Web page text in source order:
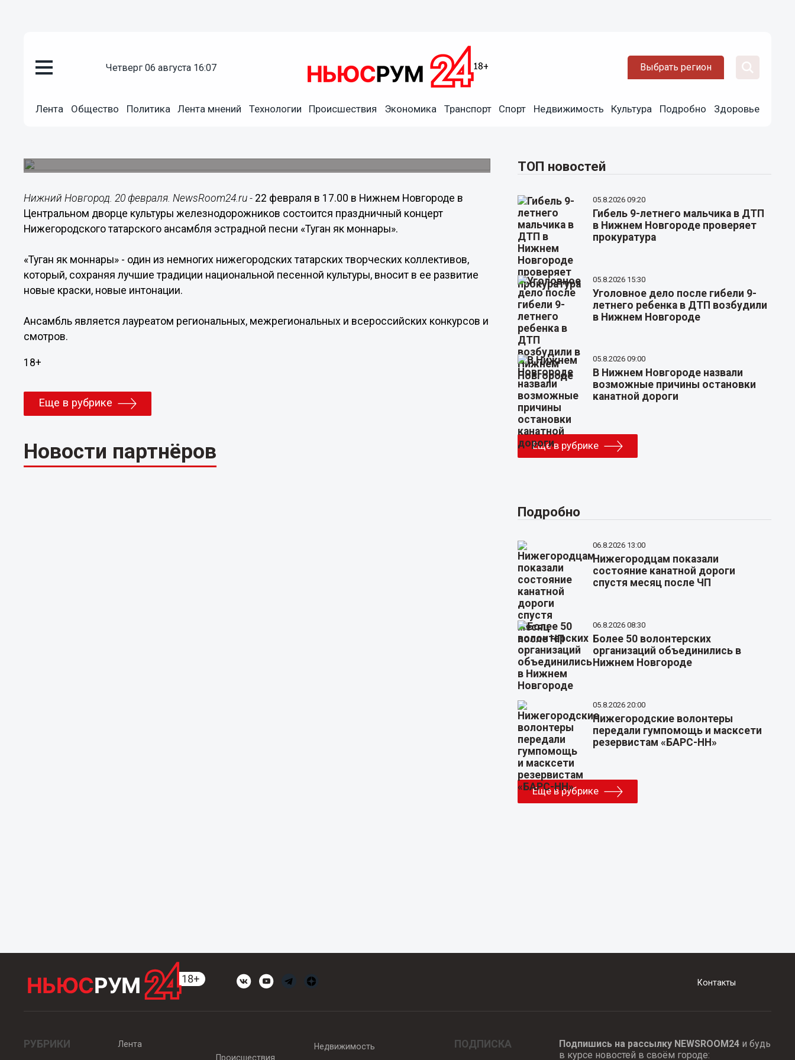
четверг 06 августа 16:07 Выбрать регион
Лента Общество Политика Лента мнений Технологии Происшествия Экономика Транспорт Спорт Недвижимость Культура Подробно Здоровье
песни «Туган як моннары» состоится в Нижнем Новгороде
Нижний Новгород. 20 февраля. NewsRoom24.ru - 22 февраля в 17.00 в Нижнем Новгороде в
Центральном дворце культуры железнодорожников состоится праздничный концерт
Нижегородского татарского ансамбля эстрадной песни «Туган як моннары».
«Туган як моннары» - один из немногих нижегородских татарских творческих коллективов,
который, сохраняя лучшие традиции национальной песенной культуры, вносит в ее развитие
новые краски, новые интонации.
Ансамбль является лауреатом региональных, межрегиональных и всероссийских конкурсов и
смотров.
18+
Еще в рубрике
Новости партнёров
ТОП новостей
05.8.2026 09:20
Гибель 9-летнего мальчика в ДТП
в Нижнем Новгороде проверяет
прокуратура
05.8.2026 15:30
Уголовное дело после гибели 9-
летнего ребенка в ДТП возбудили
в Нижнем Новгороде
05.8.2026 09:00
В Нижнем Новгороде назвали
возможные причины остановки
канатной дороги
Еще в рубрике
Подробно
06.8.2026 13:00
Нижегородцам показали
состояние канатной дороги
спустя месяц после ЧП
06.8.2026 08:30
Более 50 волонтерских
организаций объединились в
Нижнем Новгороде
05.8.2026 20:00
Нижегородские волонтеры
передали гумпомощь и масксети
резервистам «БАРС-НН»
Еще в рубрике
Контакты
РУБРИКИ
Лента
Происшествия
Недвижимость ПОДПИСКА Подпишись на рассылку NEWSROOM24и будь
в курсе новостей в своём городе: